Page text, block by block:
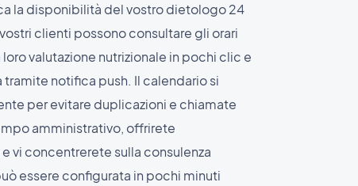
la disponibilità del vostro dietologo 24
vostri clienti possono consultare gli orari
valutazione nutrizionale in pochi clic e
notifica push. Il calendario si
per evitare duplicazioni e chiamate
amministrativo, offrirete
vi concentrerete sulla consulenza
essere configurata in pochi minuti